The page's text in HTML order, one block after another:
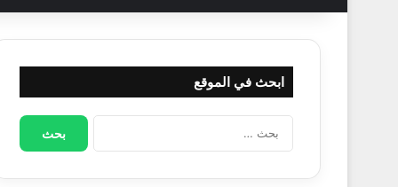
ابحث في الموقع
البحث